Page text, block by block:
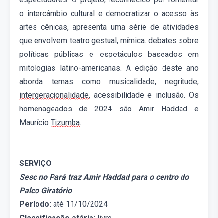
o intercâmbio cultural e democratizar o acesso às
artes cênicas, apresenta uma série de atividades
que envolvem teatro gestual, mímica, debates sobre
políticas públicas e espetáculos baseados em
mitologias latino-americanas. A edição deste ano
aborda temas como musicalidade, negritude,
intergeracionalidade, acessibilidade e inclusão. Os
homenageados de 2024 são Amir Haddad e
Maurício Tizumba.
SERVIÇO
Sesc no Pará traz Amir Haddad para o centro do
Palco Giratório
Período: até 11/10/2024